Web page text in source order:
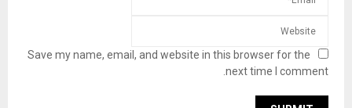
Save my name, email, and website in this browser for the
next time I comment.